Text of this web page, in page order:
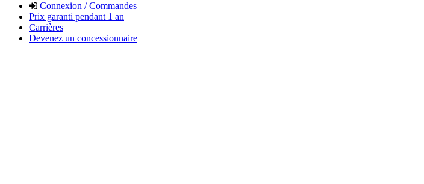
Connexion / Commandes
Prix garanti pendant 1 an
Carrières
Devenez un concessionnaire